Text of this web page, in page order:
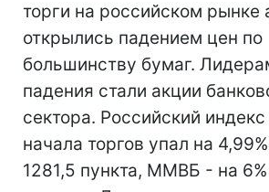
торги на российском рынке
открылись падением цен по
большинству бумаг.
падения стали акции
сектора. Российский
начала торгов упал на
1281,5 пункта, ММВБ - на